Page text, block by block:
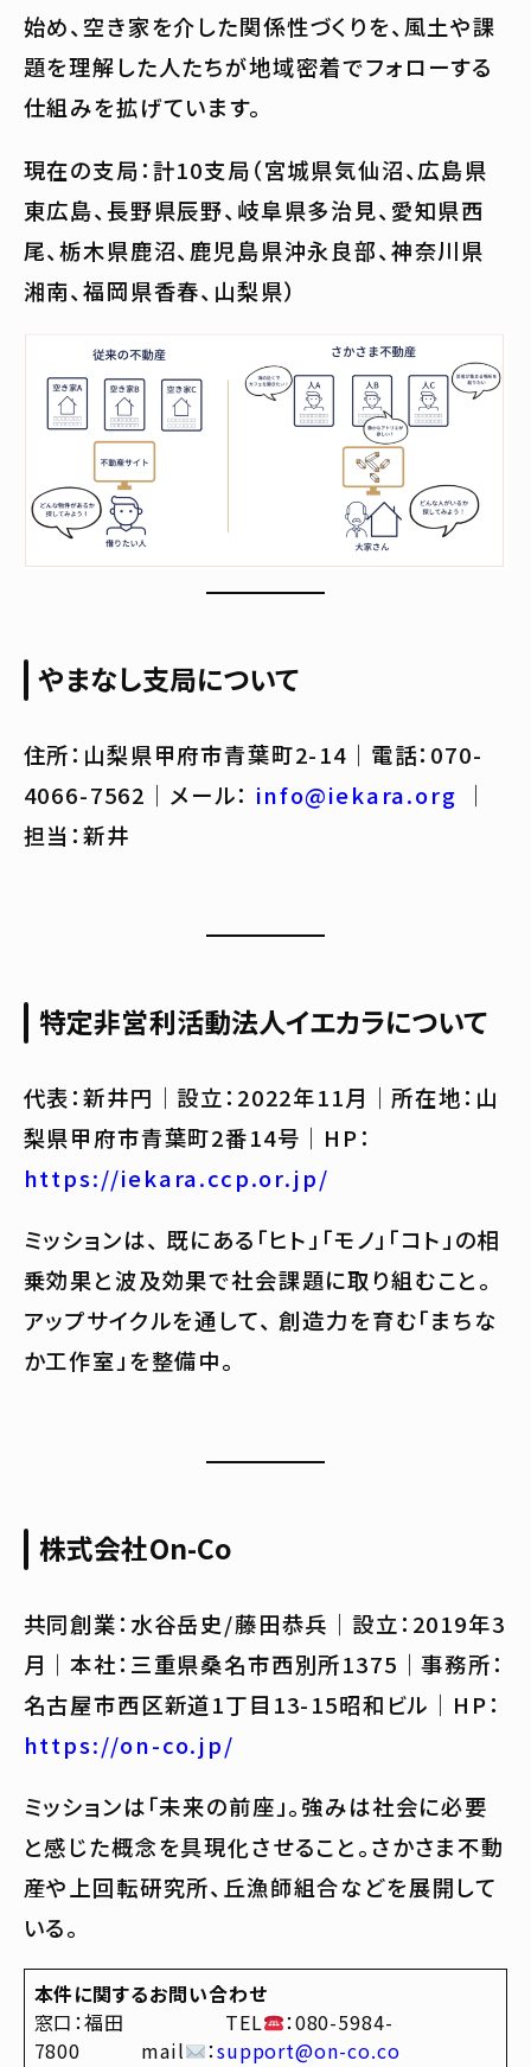
始め、空き家を介した関係性づくりを、風土や課
題を理解した人たちが地域密着でフォローする
仕組みを拡げています。
現在の支局：計10支局（宮城県気仙沼、広島県
東広島、長野県辰野、岐阜県多治見、愛知県西
尾、栃木県鹿沼、鹿児島県沖永良部、神奈川県
湘南、福岡県香春、山梨県）
やまなし支局について
住所：山梨県甲府市青葉町2-14｜電話：070-
4066-7562｜メール： info@iekara.org ｜
担当：新井
特定非営利活動法人イエカラについて
代表：新井円｜設立：2022年11月｜所在地：山
梨県甲府市青葉町2番14号｜HP：
https://iekara.ccp.or.jp/
ミッションは、 既にある「ヒト」「モノ」「コト」の相
乗効果と波及効果で社会課題に取り組むこと。
アップサイクルを通して、 創造力を育む「まちな
か工作室」を整備中。
株式会社On-Co
共同創業：水谷岳史/藤田恭兵｜設立：2019年3
月｜本社：三重県桑名市西別所1375｜事務所：
名古屋市西区新道1丁目13-15昭和ビル｜HP：
https://on-co.jp/
ミッションは「未来の前座」。強みは社会に必要
と感じた概念を具現化させること。さかさま不動
産や上回転研究所、丘漁師組合などを展開して
いる。
本件に関するお問い合わせ
窓口：福田 TEL
：080-5984-
7800 mail
：support@on-co.co